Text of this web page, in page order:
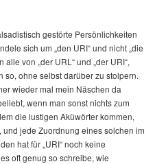
gestörte Persönlichkeiten
sich um „den URI“ und nicht „die
von „der URL“ und „der URI“,
ohne selbst darüber zu stolpern.
wieder mal mein Näschen da
wenn man sonst nichts zum
die lustigen Aküwörter kommen,
jede Zuordnung eines solchen im
hat für „URI“ noch keine
oft genug so schreibe, wie